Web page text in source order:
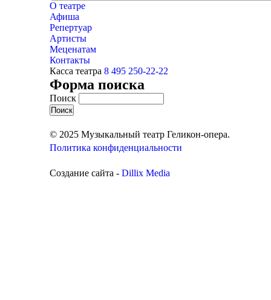
О театре
Афиша
Репертуар
Артисты
Меценатам
Контакты
Касса театра 8 495 250-22-22
Форма поиска
Поиск
© 2025 Музыкальный театр Геликон-опера.
Политика конфиденциальности
Создание сайта - Dillix Media